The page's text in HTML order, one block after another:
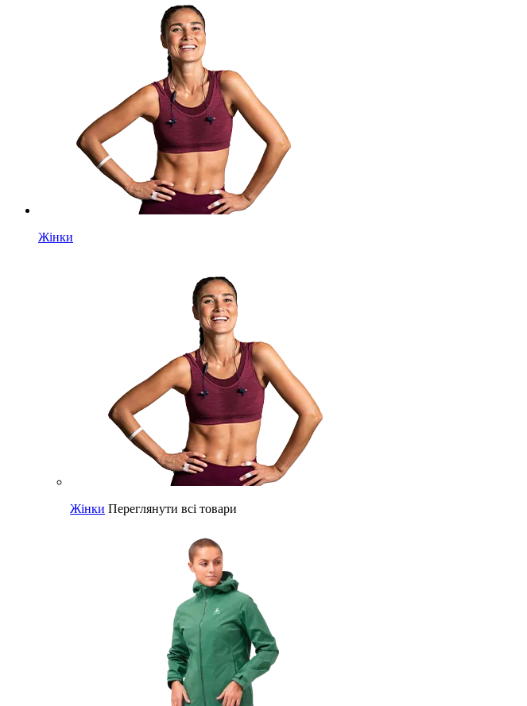
Жінки
Жінки Переглянути всі товари